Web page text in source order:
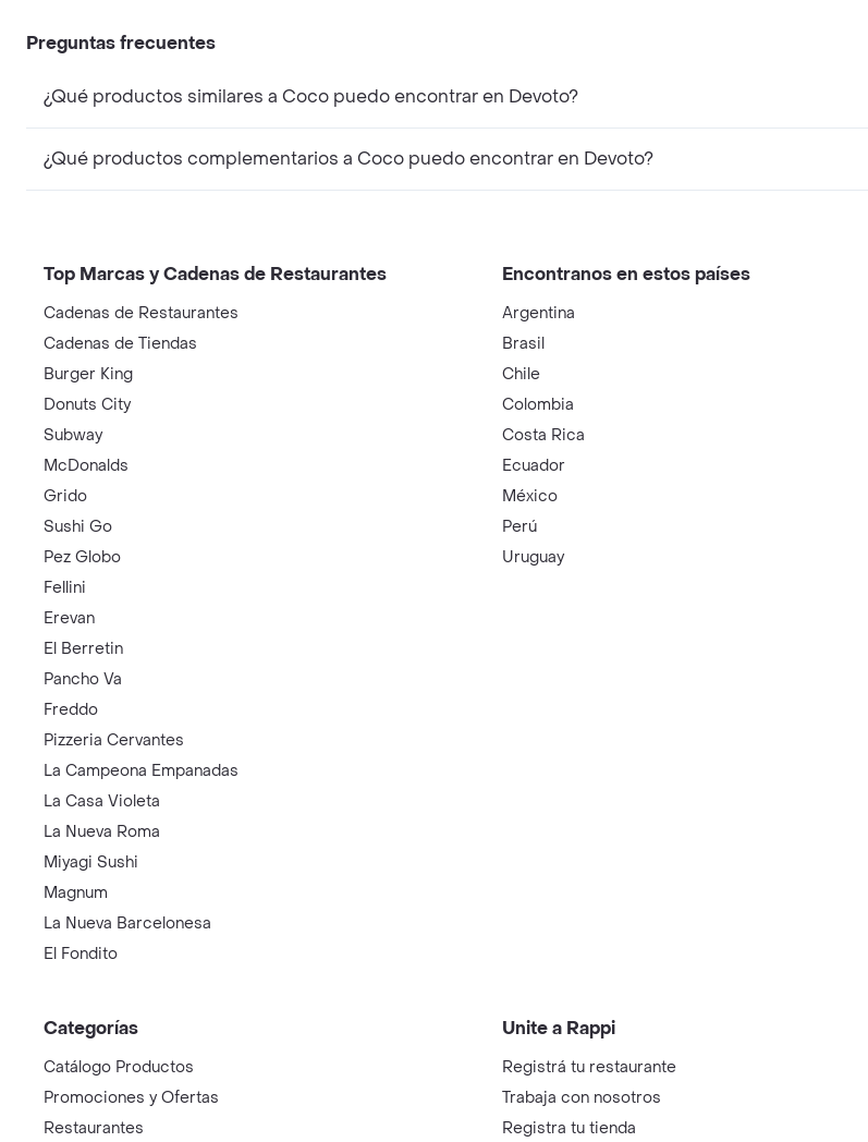
Preguntas frecuentes
¿Qué productos similares a Coco puedo encontrar en Devoto?
¿Qué productos complementarios a Coco puedo encontrar en Devoto?
Top Marcas y Cadenas de Restaurantes
Cadenas de Restaurantes
Cadenas de Tiendas
Burger King
Donuts City
Subway
McDonalds
Grido
Sushi Go
Pez Globo
Fellini
Erevan
El Berretin
Pancho Va
Freddo
Pizzeria Cervantes
La Campeona Empanadas
La Casa Violeta
La Nueva Roma
Miyagi Sushi
Magnum
La Nueva Barcelonesa
El Fondito
Encontranos en estos países
Argentina
Brasil
Chile
Colombia
Costa Rica
Ecuador
México
Perú
Uruguay
Categorías
Catálogo Productos
Promociones y Ofertas
Restaurantes
Unite a Rappi
Registrá tu restaurante
Trabaja con nosotros
Registra tu tienda